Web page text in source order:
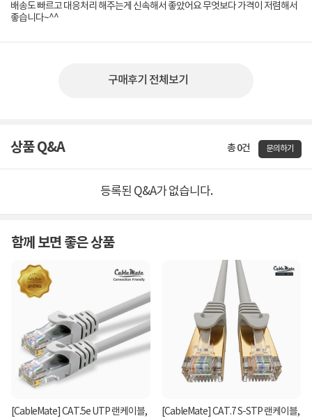
배송도 빠르고 대응처리 해주는게 신속해서 좋았어요 무엇보다 가격이 저렴해서
좋습니다~^^
구매후기 전체보기
상품 Q&A 총 0건 문의하기
등록된 Q&A가 없습니다.
함께 보면 좋은 상품
[CableMate] CAT.5e UTP 랜케이블,
[CableMate] CAT.7 S-STP 랜케이블,